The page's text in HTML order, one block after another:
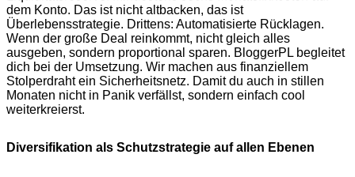
dem Konto. Das ist nicht altbacken, das ist
Überlebensstrategie. Drittens: Automatisierte Rücklagen.
Wenn der große Deal reinkommt, nicht gleich alles
ausgeben, sondern proportional sparen. BloggerPL begleitet
dich bei der Umsetzung. Wir machen aus finanziellem
Stolperdraht ein Sicherheitsnetz. Damit du auch in stillen
Monaten nicht in Panik verfällst, sondern einfach cool
weiterkreierst.
Diversifikation als Schutzstrategie auf allen Ebenen